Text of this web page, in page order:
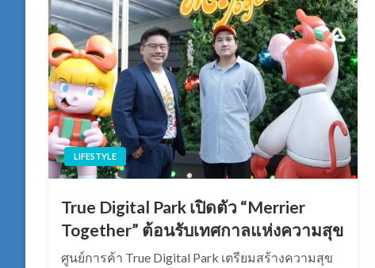
LIFESTYLE
True Digital Park เปิดตัว “Merrier
Together” ต้อนรับเทศกาลแห่งความสุข
ศูนย์การค้า True Digital Park เตรียมสร้างความสุข